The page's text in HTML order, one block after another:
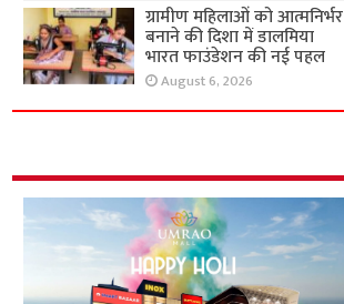
ग्रामीण महिलाओं को आत्मनिर्भर
बनाने की दिशा में डालमिया
भारत फाउंडेशन की नई पहल
August 6, 2026